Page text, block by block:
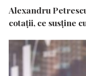
Alexandru
cotații, ce susține